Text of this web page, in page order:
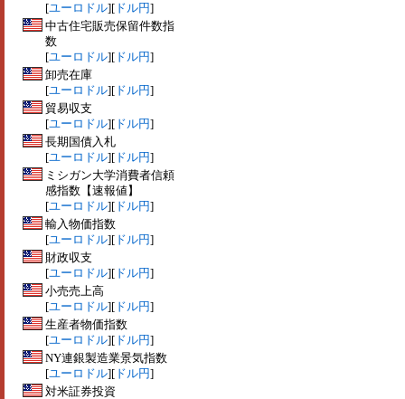
[ユーロドル][ ドル円]
中古住宅販売保留件数指
数
[ユーロドル][ ドル円]
卸売在庫
[ユーロドル][ ドル円]
貿易収支
[ユーロドル][ ドル円]
長期国債入札
[ユーロドル][ ドル円]
ミシガン大学消費者信頼
感指数【速報値】
[ユーロドル][ ドル円]
輸入物価指数
[ユーロドル][ ドル円]
財政収支
[ユーロドル][ ドル円]
小売売上高
[ユーロドル][ ドル円]
生産者物価指数
[ユーロドル][ ドル円]
NY連銀製造業景気指数
[ユーロドル][ ドル円]
対米証券投資